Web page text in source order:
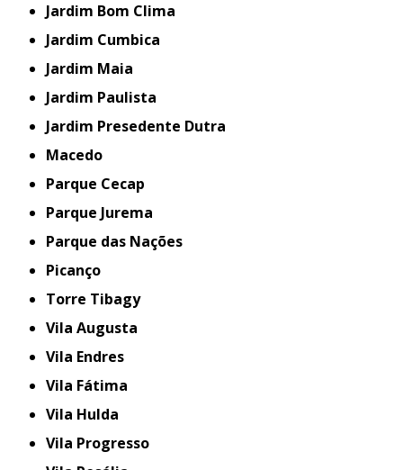
Jardim Bom Clima
Jardim Cumbica
Jardim Maia
Jardim Paulista
Jardim Presedente Dutra
Macedo
Parque Cecap
Parque Jurema
Parque das Nações
Picanço
Torre Tibagy
Vila Augusta
Vila Endres
Vila Fátima
Vila Hulda
Vila Progresso